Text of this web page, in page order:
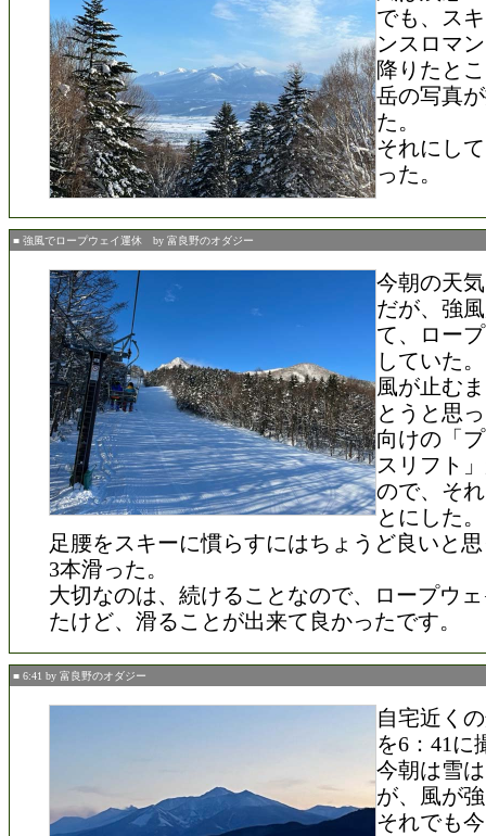
でも、ス
ンスロマ
降りたと
岳の写真
た。
それにし
った。
■ 強風でロープウェイ運休 by 富良野のオダジー
今朝の天
だが、強
て、ロー
していた。
風が止む
とうと思
向けの「
スリフト
ので、そ
とにした。
足腰をスキーに慣らすにはちょうど良いと
3本滑った。
大切なのは、続けることなので、ロープウ
たけど、滑ることが出来て良かったです。
■ 6:41 by 富良野のオダジー
自宅近く
を6：41に
今朝は雪
が、風が
それでも